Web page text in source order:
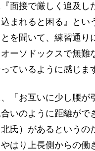
面接で厳しく追及し
まれると困る』とい
を聞いて、練習通り
ーソドックスで無難
ているように感じま
「お互いに少し腰が
いのように距離がで
氏）があるというの
はり上長側からの働